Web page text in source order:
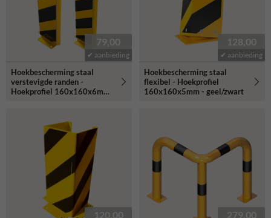
79,00
✔ aanbieding
Hoekbescherming staal
verstevigde randen -
Hoekprofiel 160x160x6mm
128,00
✔ aanbieding
Hoekbescherming staal
flexibel - Hoekprofiel
160x160x5mm - geel/zwart
120,00 279,00